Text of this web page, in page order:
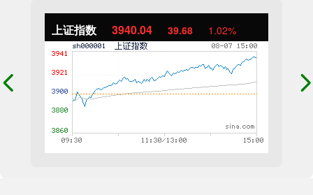
上证指数 3940.04 39.68 1.02%